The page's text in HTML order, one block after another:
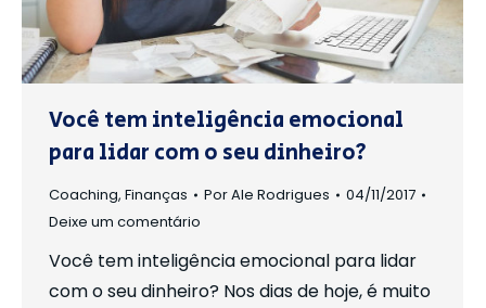
Você tem inteligência emocional
para lidar com o seu dinheiro?
Coaching, Finanças PorAle Rodrigues
04/11/2017
Deixe um comentário
Você tem inteligência emocional para lidar
com o seu dinheiro? Nos dias de hoje, é muito